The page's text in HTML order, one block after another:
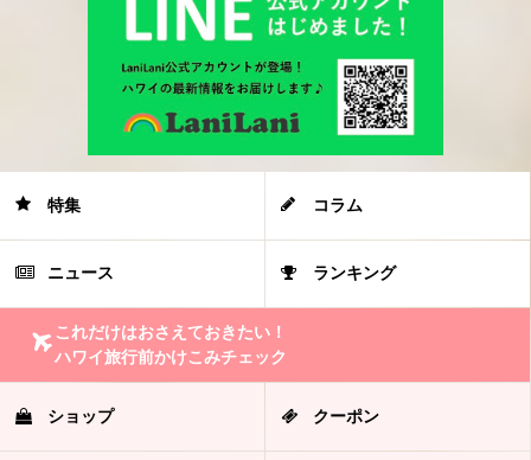
特集 コラム
ニュース ランキング
これだけはおさえておきたい！
ハワイ旅行前かけこみチェック
ショップ クーポン